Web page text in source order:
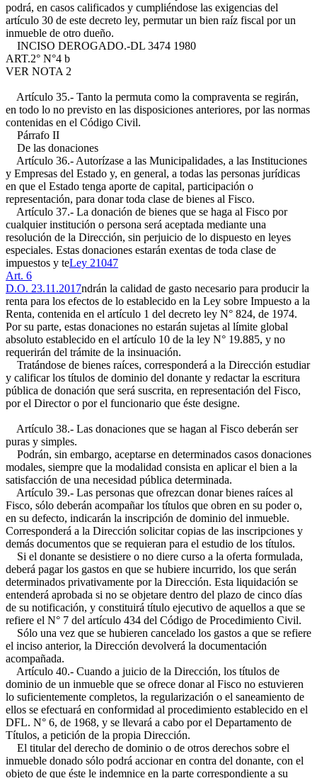
podrá, en casos calificados y cumpliéndose las exigencias del
artículo 30 de este decreto ley, permutar un bien raíz fiscal por un
inmueble de otro dueño.
INCISO DEROGADO.-DL 3474 1980
ART.2° N°4 b
VER NOTA 2
Artículo 35.- Tanto la permuta como la compraventa se regirán,
en todo lo no previsto en las disposiciones anteriores, por las normas
contenidas en el Código Civil.
Párrafo II
De las donaciones
Artículo 36.- Autorízase a las Municipalidades, a las Instituciones
y Empresas del Estado y, en general, a todas las personas jurídicas
en que el Estado tenga aporte de capital, participación o
representación, para donar toda clase de bienes al Fisco.
Artículo 37.- La donación de bienes que se haga al Fisco por
cualquier institución o persona será aceptada mediante una
resolución de la Dirección, sin perjuicio de lo dispuesto en leyes
especiales. Estas donaciones estarán exentas de toda clase de
impuestos y teLey 21047
Art. 6
D.O. 23.11.2017ndrán la calidad de gasto necesario para producir la
renta para los efectos de lo establecido en la Ley sobre Impuesto a la
Renta, contenida en el artículo 1 del decreto ley N° 824, de 1974.
Por su parte, estas donaciones no estarán sujetas al límite global
absoluto establecido en el artículo 10 de la ley N° 19.885, y no
requerirán del trámite de la insinuación.
Tratándose de bienes raíces, corresponderá a la Dirección estudiar
y calificar los títulos de dominio del donante y redactar la escritura
pública de donación que será suscrita, en representación del Fisco,
por el Director o por el funcionario que éste designe.
Artículo 38.- Las donaciones que se hagan al Fisco deberán ser
puras y simples.
Podrán, sin embargo, aceptarse en determinados casos donaciones
modales, siempre que la modalidad consista en aplicar el bien a la
satisfacción de una necesidad pública determinada.
Artículo 39.- Las personas que ofrezcan donar bienes raíces al
Fisco, sólo deberán acompañar los títulos que obren en su poder o,
en su defecto, indicarán la inscripción de dominio del inmueble.
Corresponderá a la Dirección solicitar copias de las inscripciones y
demás documentos que se requieran para el estudio de los títulos.
Si el donante se desistiere o no diere curso a la oferta formulada,
deberá pagar los gastos en que se hubiere incurrido, los que serán
determinados privativamente por la Dirección. Esta liquidación se
entenderá aprobada si no se objetare dentro del plazo de cinco días
de su notificación, y constituirá título ejecutivo de aquellos a que se
refiere el N° 7 del artículo 434 del Código de Procedimiento Civil.
Sólo una vez que se hubieren cancelado los gastos a que se refiere
el inciso anterior, la Dirección devolverá la documentación
acompañada.
Artículo 40.- Cuando a juicio de la Dirección, los títulos de
dominio de un inmueble que se ofrece donar al Fisco no estuvieren
lo suficientemente completos, la regularización o el saneamiento de
ellos se efectuará en conformidad al procedimiento establecido en el
DFL. N° 6, de 1968, y se llevará a cabo por el Departamento de
Títulos, a petición de la propia Dirección.
El titular del derecho de dominio o de otros derechos sobre el
inmueble donado sólo podrá accionar en contra del donante, con el
objeto de que éste le indemnice en la parte correspondiente a su